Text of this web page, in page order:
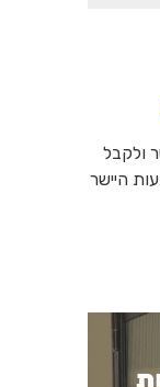
ולקבל
היישר